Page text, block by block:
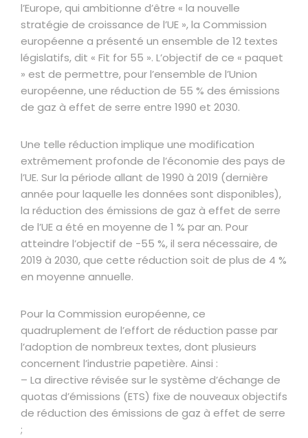
l’Europe, qui ambitionne d’être « la nouvelle
stratégie de croissance de l’UE », la Commission
européenne a présenté un ensemble de 12 textes
législatifs, dit « Fit for 55 ». L’objectif de ce « paquet
» est de permettre, pour l’ensemble de l’Union
européenne, une réduction de 55 % des émissions
de gaz à effet de serre entre 1990 et 2030.
Une telle réduction implique une modification
extrêmement profonde de l’économie des pays de
l’UE. Sur la période allant de 1990 à 2019 (dernière
année pour laquelle les données sont disponibles),
la réduction des émissions de gaz à effet de serre
de l’UE a été en moyenne de 1 % par an. Pour
atteindre l’objectif de -55 %, il sera nécessaire, de
2019 à 2030, que cette réduction soit de plus de 4 %
en moyenne annuelle.
Pour la Commission européenne, ce
quadruplement de l’effort de réduction passe par
l’adoption de nombreux textes, dont plusieurs
concernent l’industrie papetière. Ainsi :
– La directive révisée sur le système d’échange de
quotas d’émissions (ETS) fixe de nouveaux objectifs
de réduction des émissions de gaz à effet de serre
;